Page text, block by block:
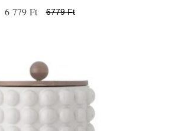
6 779 Ft 6779 Ft